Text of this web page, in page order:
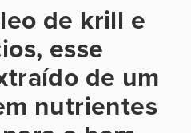
de krill e
esse
de um
nutrientes